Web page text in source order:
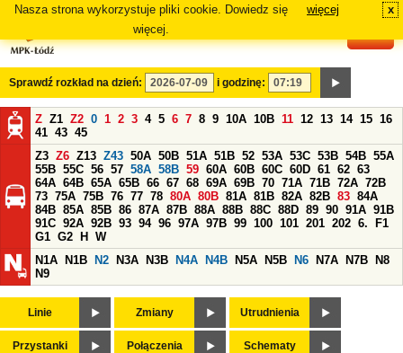
Nasza strona wykorzystuje pliki cookie. Dowiedz się
więcej.
więcej x
Sprawdź rozkład na dzień: i godzinę:
Z Z1 Z2 0 1 2 3 4 5 6 7 8 9 10A 10B 11 12 13 14 15 16
41 43 45
Z3 Z6 Z13 Z43 50A 50B 51A 51B 52 53A 53C 53B 54B 55A
55B 55C 56 57 58A 58B 59 60A 60B 60C 60D 61 62 63
64A 64B 65A 65B 66 67 68 69A 69B 70 71A 71B 72A 72B
73 75A 75B 76 77 78 80A 80B 81A 81B 82A 82B 83 84A
84B 85A 85B 86 87A 87B 88A 88B 88C 88D 89 90 91A 91B
91C 92A 92B 93 94 96 97A 97B 99 100 101 201 202 6.
F1
G1 G2 H
W
N1A
N1B N2 N3A N3B N4A N4B N5A N5B N6 N7A N7B
N8
N9
Linie Zmiany Utrudnienia
Przystanki Połączenia Schematy